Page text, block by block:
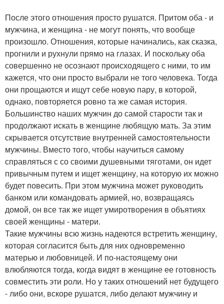
После этого отношения просто рушатся. Притом оба - и
мужчина, и женщина - не могут понять, что вообще
произошло. Отношения, которые начинались, как сказка,
прогнили и рухнули прямо на глазах. И поскольку оба
совершенно не осознают происходящего с ними, то им
кажется, что они просто выбрали не того человека. Тогда
они прощаются и ищут себе новую пару, в которой,
однако, повторяется ровно та же самая история.
Большинство наших мужчин до самой старости так и
продолжают искать в женщине любящую мать. За этим
скрывается отсутствие внутренней самостоятельности
мужчины. Вместо того, чтобы научиться самому
справляться с со своими душевными тяготами, он идет
привычным путем и ищет женщину, на которую их можно
будет повесить. При этом мужчина может руководить
банком или командовать армией, но, возвращаясь
домой, он все так же ищет умиротворения в объятиях
своей женщины - матери.
Такие мужчины всю жизнь надеются встретить женщину,
которая согласится быть для них одновременно
матерью и любовницей. И по-настоящему они
влюбляются тогда, когда видят в женщине ее готовность
совместить эти роли. Но у таких отношений нет будущего
- либо они, вскоре рушатся, либо делают мужчину и